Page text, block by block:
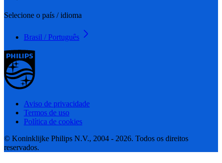
Selecione o país / idioma
Brasil / Português
Aviso de privacidade
Termos de uso
Política de cookies
© Koninklijke Philips N.V., 2004 - 2026. Todos os direitos
reservados.